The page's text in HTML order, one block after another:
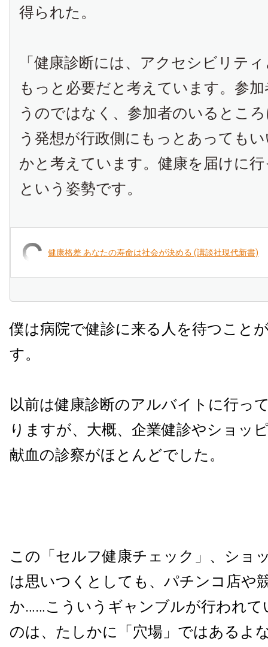
得られた。
「健康診断には、アクセシビリテ
もっと必要だと考えています。参
うのではなく、参加者のいるとこ
う発想が行政側にもっとあっても
かと考えています。健康を届けに
という姿勢です。
健康格差 あなたの寿命は社会が決める (講談社現代新書)
僕は病院で健診に来る人を待つこと
す。
以前は健康診断のアルバイトに行っ
りますが、大概、企業健診やショッ
献血の診察がほとんどでした。
この「セルフ健康チェック」、ショ
は思いつくとしても、パチンコ店や
か……こういうギャンブルが行われて
のは、たしかに「穴場」ではあるよ